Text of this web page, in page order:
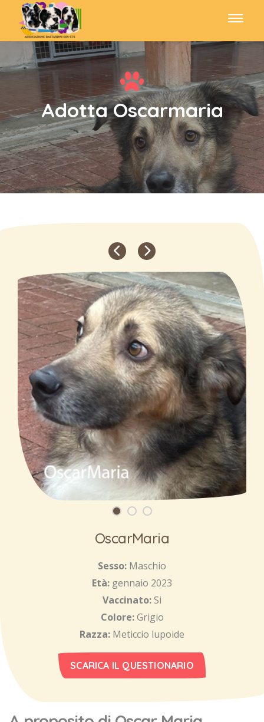
Adotta Oscarmaria
OscarMaria
Sesso: Maschio
Età: gennaio 2023
Vaccinato:Si
Colore:Grigio
Razza: Meticcio lupoide
SCARICA IL QUESTIONARIO